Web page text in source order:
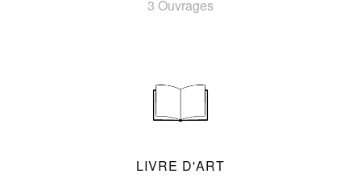
3 Ouvrages
LIVRE D'ART